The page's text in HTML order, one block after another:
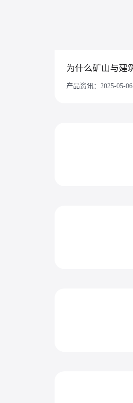
产品资讯：2025-05-06